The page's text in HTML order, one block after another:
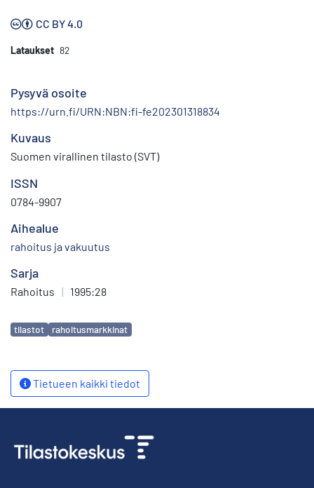
CC BY 4.0
Lataukset 82
Pysyvä osoite
https://urn.fi/URN:NBN:fi-fe202301318834
Kuvaus
Suomen virallinen tilasto (SVT)
ISSN
0784-9907
Aihealue
rahoitus ja vakuutus
Sarja
Rahoitus | 1995:28
Avainsanat
tilastot rahoitusmarkkinat
Tietueen kaikki tiedot